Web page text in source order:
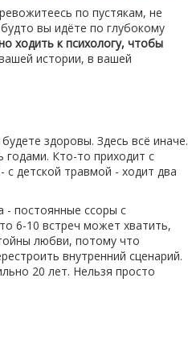
по пустякам, не
вы идёте по глубокому
ходить к психологу, чтобы
истории, в вашей
здоровы. Здесь всё иначе.
годами. Кто-то приходит с
с детской травмой - ходит два
- постоянные ссоры с
6-10 встреч может хватить,
любви, потому что
внутренний сценарий.
20 лет. Нельзя просто